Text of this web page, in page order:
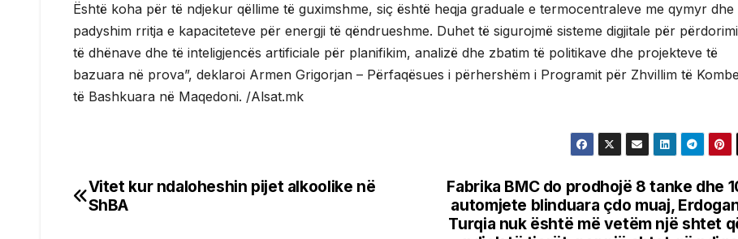
Është koha për të ndjekur qëllime të guximshme, siç është heqja graduale e termocentraleve me qymyr dhe
padyshim rritja e kapaciteteve për energji të qëndrueshme. Duhet të sigurojmë sisteme digjitale për
të dhënave dhe të inteligjencës artificiale për planifikim, analizë dhe zbatim të politikave dhe projekteve të
bazuara në prova”, deklaroi Armen Grigorjan – Përfaqësues i përhershëm i Programit për Zhvillim të
të Bashkuara në Maqedoni. /Alsat.mk
Post
Fabrika BMC do prodhojë 8 tanke dhe
automjete blinduara çdo muaj,
Turqia nuk është më vetëm një shtet
Vitet kur ndaloheshin pijet alkoolike në
ShBA